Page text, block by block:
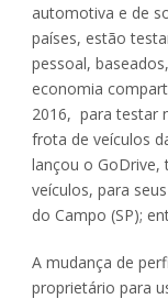
automotiva e de
países, estão
pessoal,
economia
2016, para testar
frota de veículos
lançou o
veículos, para
do Campo (SP);
A mudança de
proprietário para